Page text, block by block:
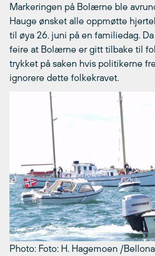
Markeringen på Bolærne ble
Hauge ønsket alle oppmøtte
til øya 26. juni på en familiedag.
feire at Bolærne er gitt tilbake til
trykket på saken hvis politikerne
ignorere dette folkekravet.
Photo: Foto: H. Hagemoen /Bellona